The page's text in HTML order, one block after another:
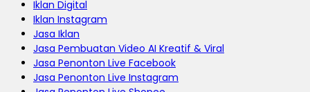
Iklan Digital
Iklan Instagram
Jasa Iklan
Jasa Pembuatan Video AI Kreatif & Viral
Jasa Penonton Live Facebook
Jasa Penonton Live Instagram